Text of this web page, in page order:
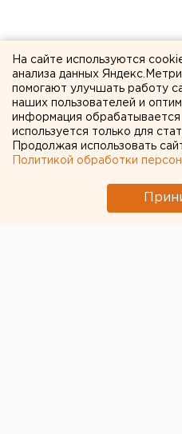
В
появиться
изоляции
На сайте используются
анализа данных
помогают улучшать работу
наших пользователей и
информация
используется только для
Продолжая использовать
Политикой обработки